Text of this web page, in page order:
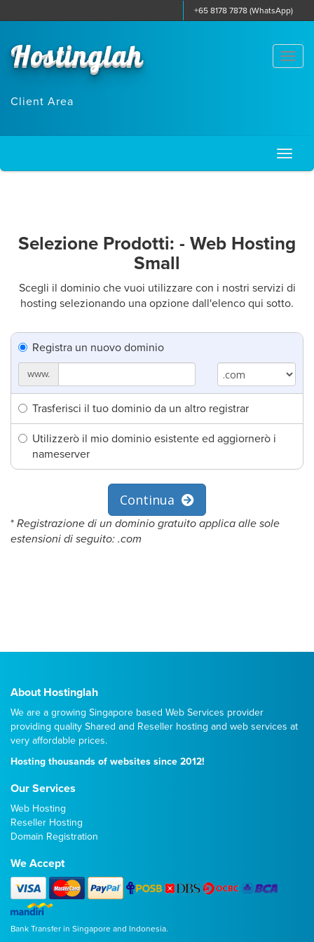
+65 8178 7878 (WhatsApp)
Hostinglah
Client Area
Selezione Prodotti: - Web Hosting
Small
Scegli il dominio che vuoi utilizzare con i nostri servizi di
hosting selezionando una opzione dall'elenco qui sotto.
Registra un nuovo dominio
www.
Trasferisci il tuo dominio da un altro registrar
Utilizzerò il mio dominio esistente ed aggiornerò i
nameserver
Continua
* Registrazione di un dominio gratuito applica alle sole
estensioni di seguito: .com
About Hostinglah
We are a growing Singapore based Web Services provider
providing quality Shared and Reseller hosting and web services at
very affordable prices.
Hosting thousands of websites since 2012!
Our Services
Web Hosting
Reseller Hosting
Domain Registration
We Accept
Bank Transfer in Singapore and Indonesia.